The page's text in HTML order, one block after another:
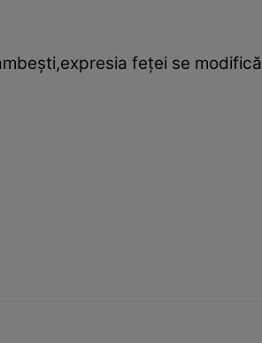
feţei se modifică